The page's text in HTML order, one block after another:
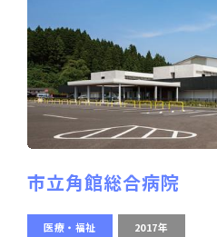
市立角館総合病院
医療・福祉 2017年